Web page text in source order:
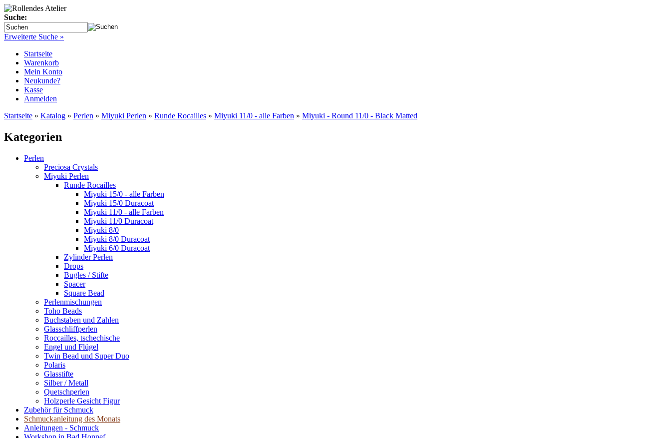
Suche:
Erweiterte Suche »
Startseite
Warenkorb
Mein Konto
Neukunde?
Kasse
Anmelden
Startseite » Katalog » Perlen » Miyuki Perlen » Runde Rocailles » Miyuki 11/0 - alle Farben » Miyuki - Round 11/0 - Black Matted
Kategorien
Perlen
Preciosa Crystals
Miyuki Perlen
Runde Rocailles
Miyuki 15/0 - alle Farben
Miyuki 15/0 Duracoat
Miyuki 11/0 - alle Farben
Miyuki 11/0 Duracoat
Miyuki 8/0
Miyuki 8/0 Duracoat
Miyuki 6/0 Duracoat
Zylinder Perlen
Drops
Bugles / Stifte
Spacer
Square Bead
Perlenmischungen
Toho Beads
Buchstaben und Zahlen
Glasschliffperlen
Roccailles, tschechische
Engel und Flügel
Twin Bead und Super Duo
Polaris
Glasstifte
Silber / Metall
Quetschperlen
Holzperle Gesicht Figur
Zubehör für Schmuck
Schmuckanleitung des Monats
Anleitungen - Schmuck